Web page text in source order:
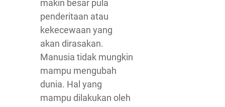
makin besar pula
penderitaan atau
kekecewaan yang
akan dirasakan.
Manusia tidak mungkin
mampu mengubah
dunia. Hal yang
mampu dilakukan oleh